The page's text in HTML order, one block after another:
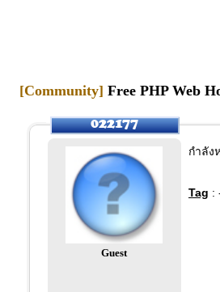
[Community] Free PHP Web
Guest
กำลัง
Tag :